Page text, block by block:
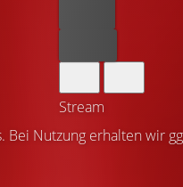
Stream
Nutzung erhalten wir